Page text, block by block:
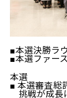
■本選決勝ラ
■本選ファー
本選
■ 本選審査総
挑戦が成長